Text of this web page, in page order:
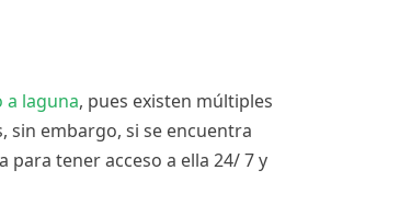
a laguna, pues existen múltiples
sin embargo, si se encuentra
tener acceso a ella 24/ 7 y